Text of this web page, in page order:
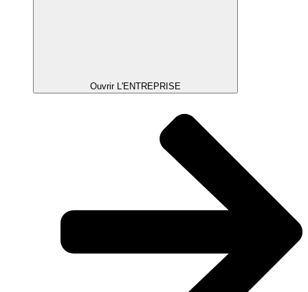
Ouvrir L'ENTREPRISE